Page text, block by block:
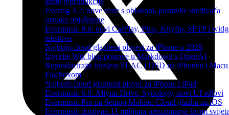
Evertag 4.2: nove veze s oblakom, postavke uređivača
oznaka objašnjene
Evermusic 8.6: novi CarPlay, Plex, Jellyfin, SFTP i
tekstova
Najbolji cloud glazbeni playeri za iPhone u 2026
Izvezite Wix blog postove u Markdown s OpenAI
Reproducirajte lossless FLAC i DSD na iPhoneu i Macu
Flacboxom
Najbolji cloud glazbeni player za iPhone i iPad
Evermusic 6.8: Aliyun Drive, Synology, novi UI stilovi
Evermusic Pro na Setapp Mobile: Cloud glazba za iOS
Evermusic dostigao 11 milijuna preuzimanja širom